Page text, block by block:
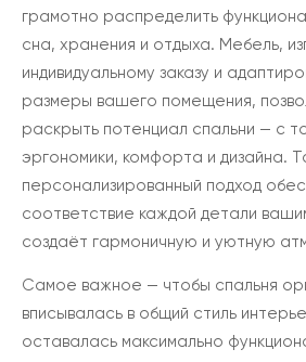
грамотно распределить
сна, хранения и отдыха. Мебель,
индивидуальному заказу и
размеры вашего помещения,
раскрыть потенциал спальни — с
эргономики, комфорта и дизайна.
персонализированный подход
соответствие каждой детали
создаёт гармоничную и уютную
Самое важное — чтобы спальня
вписывалась в общий стиль
оставалась максимально